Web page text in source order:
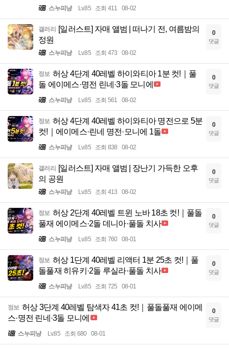
스누피냥 Lv.85 조회 411 08-02
갤러리 [일러스트] 자매 앨범 | 떠나기 전, 여름밤의
정원
스누피냥 Lv.85 조회 473 08-02
0
댓글
정보 허상 4단계 40레벨 하이와티아 1분 컷!｜풀
돌 에이메스·명전 린네·3돌 모니에
스누피냥 Lv.85 조회 561 08-02
0
댓글
정보 허상 4단계 40레벨 하이와티아 명전으로 5분
컷!｜에이메스·린네 명전·모니에 1돌
스누피냥 Lv.85 조회 838 08-02
0
댓글
갤러리 [일러스트] 자매 앨범 | 장난기 가득한 오후
의 공원
스누피냥 Lv.85 조회 413 08-02
0
댓글
정보 허상 2단계 40레벨 트윈 노바 18초 컷!｜풀돌
풀재 에이메스·2돌 데니아·풀돌 치사
스누피냥 Lv.85 조회 760 08-01
0
댓글
정보 허상 1단계 40레벨 리액터 1분 25초 컷!｜풀
돌풀재 히유키·2돌 루실라·풀돌 치사
스누피냥 Lv.85 조회 725 08-01
0
댓글
정보 허상 3단계 40레벨 탐색자 41초 컷!｜풀돌풀재 에이메
스·명전 린네·3돌 모니에
스누피냥 Lv.85 조회 680 08-01
0
댓글